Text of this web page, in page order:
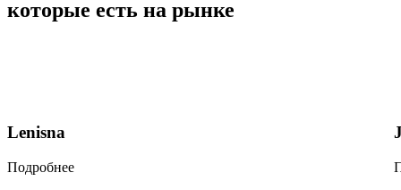
которые есть на рынке
Lenisna
Подробнее